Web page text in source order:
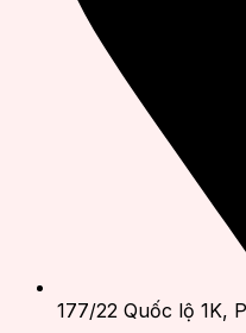
177/22 Quốc lộ 1K,